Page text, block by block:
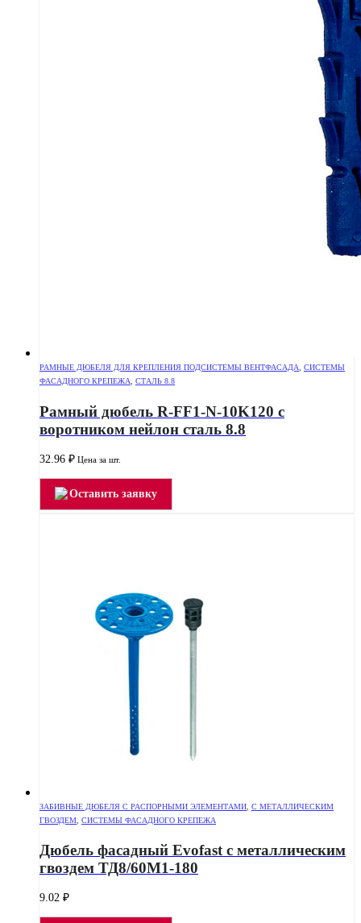
РАМНЫЕ ДЮБЕЛЯ ДЛЯ КРЕПЛЕНИЯ ПОДСИСТЕМЫ ВЕНТФАСАДА, СИСТЕМЫ
ФАСАДНОГО КРЕПЕЖА, СТАЛЬ 8.8
Рамный дюбель R-FF1-N-10K120 с
воротником нейлон сталь 8.8
32.96 ₽ Цена за шт.
Оставить заявку
ЗАБИВНЫЕ ДЮБЕЛЯ С РАСПОРНЫМИ ЭЛЕМЕНТАМИ С МЕТАЛЛИЧЕСКИМ
ГВОЗДЕМ СИСТЕМЫ ФАСАДНОГО КРЕПЕЖА
Дюбель фасадный Evofast с металлическим
гвоздем ТД8/60М1-180
9.02 ₽